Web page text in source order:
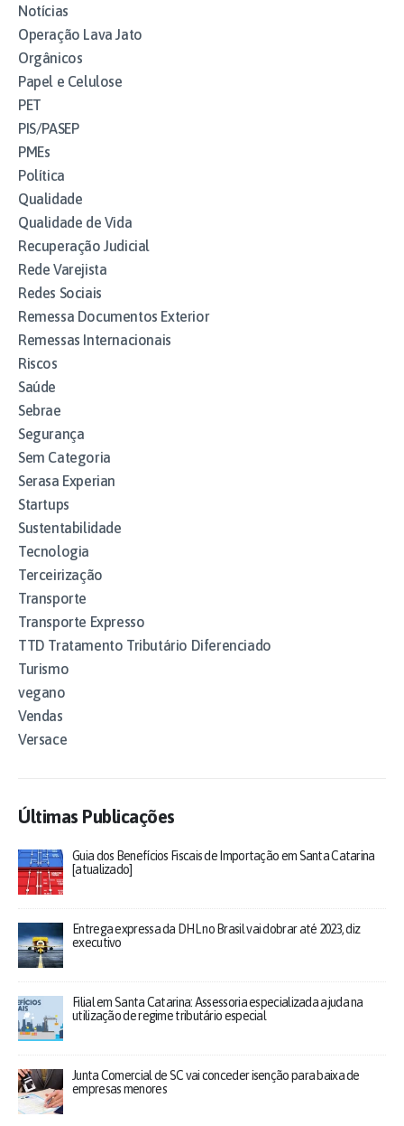
Notícias
Operação Lava Jato
Orgânicos
Papel e Celulose
PET
PIS/PASEP
PMEs
Política
Qualidade
Qualidade de Vida
Recuperação Judicial
Rede Varejista
Redes Sociais
Remessa Documentos Exterior
Remessas Internacionais
Riscos
Saúde
Sebrae
Segurança
Sem Categoria
Serasa Experian
Startups
Sustentabilidade
Tecnologia
Terceirização
Transporte
Transporte Expresso
TTD Tratamento Tributário Diferenciado
Turismo
vegano
Vendas
Versace
Últimas Publicações
Guia dos Benefícios Fiscais de Importação em Santa Catarina
[atualizado]
Entrega expressa da DHL no Brasil vai dobrar até 2023, diz
executivo
Filial em Santa Catarina: Assessoria especializada ajuda na
utilização de regime tributário especial
Junta Comercial de SC vai conceder isenção para baixa de
empresas menores